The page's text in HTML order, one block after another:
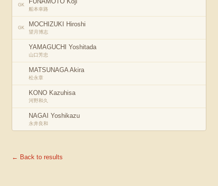
GK
船本幸路
GK MOCHIZUKI Hiroshi
望月博志
YAMAGUCHI Yoshitada
山口芳忠
MATSUNAGA Akira
松永章
KONO Kazuhisa
河野和久
NAGAI Yoshikazu
永井良和
← Back to results